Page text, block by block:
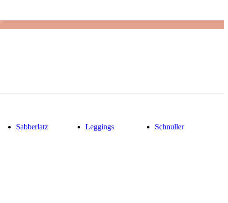
Sabberlatz Leggings Schnuller